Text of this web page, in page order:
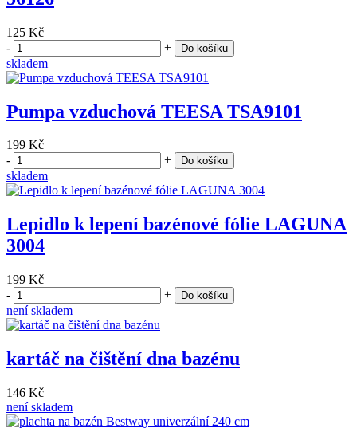
125 Kč
-
+ Do košíku
skladem
Pumpa vzduchová TEESA TSA9101
199 Kč
-
+ Do košíku
skladem
Lepidlo k lepení bazénové fólie LAGUNA
3004
199 Kč
-
+ Do košíku
není skladem
kartáč na čištění dna bazénu
146 Kč
není skladem